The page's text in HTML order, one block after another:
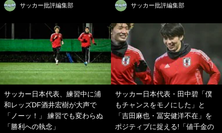
サッカー批評編集部 サッカー批評編集部
サッカー日本代表、練習中に浦
和レッズDF酒井宏樹が大声で
「ノーッ！」 練習でも変わらぬ
「勝利への執念」
サッカー日本代表・田中碧「僕
もチャンスをモノにした」と
「吉田麻也・冨安健洋不在」を
ポジティブに捉える!「値千金の